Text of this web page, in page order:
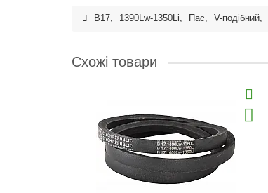
B17, 1390Lw-1350Li, Пас, V-подібний,
Схожі товари